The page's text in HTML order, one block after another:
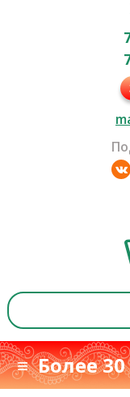
≡ Более